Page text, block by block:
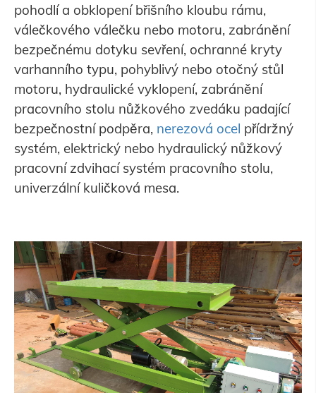
pohodlí a obklopení břišního kloubu rámu,
válečkového válečku nebo motoru, zabránění
bezpečnému dotyku sevření, ochranné kryty
varhanního typu, pohyblivý nebo otočný stůl
motoru, hydraulické vyklopení, zabránění
pracovního stolu nůžkového zvedáku padající
bezpečnostní podpěra, nerezová ocel přídržný
systém, elektrický nebo hydraulický nůžkový
pracovní zdvihací systém pracovního stolu,
univerzální kuličková mesa.